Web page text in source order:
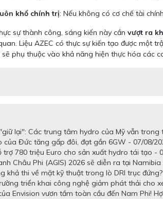
khổ chính trị: Nếu không có cơ chế tài
sự thành công, sáng kiến này cần vượt ra
Liệu AZEC có thực sự kiến tạo được một
phụ thuộc vào khả năng hiện thực hóa các
lại": Các trung tâm hydro của Mỹ vẫn
của Đức tăng gấp đôi, đạt gần 6GW - 07/08/
780 triệu Euro cho sản xuất hydro tái tạo -
Châu Phi (AGIS) 2026 sẽ diễn ra tại
khả thi về mặt kỹ thuật trong lò DRI trục
triển khai công nghệ giảm phát thải cho
Envision vươn tầm toàn cầu đến Nam Phi!